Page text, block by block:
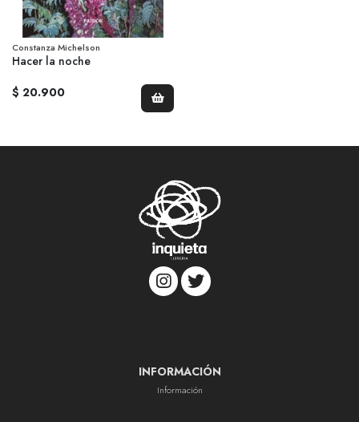
Constanza Michelson
Hacer la noche
$ 20.900
INFORMACIÓN
Información